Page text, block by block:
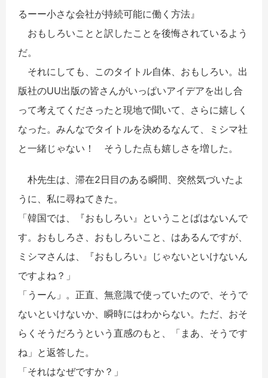
るーー小さな会社が持続可能に働く方法』
おもしろいことと訳したことを後悔されているよう
だ。
それにしても、このタイトル自体、おもしろい。出
版社のUU出版の皆さんがいっぱいアイデアを出し合
って考えてくださったと現地で聞いて、さらに嬉しく
なった。みんなでタイトルを決めるなんて、ミシマ社
と一緒じゃない！ そうした点も嬉しさを増した。
朴先生は、滞在2日目のある瞬間、突然気づいたよ
うに、私に尋ねてきた。
「韓国では、『おもしろい』ということばはないんで
す。おもしろさ、おもしろいこと、はあるんですが、
ミシマさんは、『おもしろい』じゃないといけないん
ですよね？」
「うーん」。正直、無意識で使っていたので、そうで
ないといけないか、瞬時にはわからない。ただ、おそ
らくそうだろうという直感のもと、「まあ、そうです
ね」と返答した。
「それはなぜですか？」